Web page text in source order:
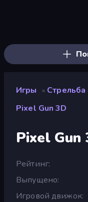
Игры » Стрельба
Pixel Gun 3D
Pixel Gun
Рейтинг
Выпущено
Игровой движок